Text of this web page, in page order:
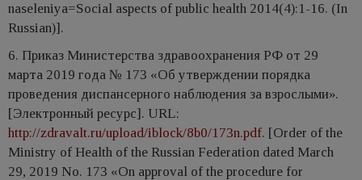
naseleniya=Social aspects of public health 2014(4):1-16. (In
Russian)].
6. Приказ Министерства здравоохранения РФ от 29
марта 2019 года № 173 «Об утверждении порядка
проведения диспансерного наблюдения за взрослыми».
[Электронный ресурс]. URL:
http://zdravalt.ru/upload/iblock/8b0/173n.pdf. [Order of the
Ministry of Health of the Russian Federation dated March
29, 2019 No. 173 «On approval of the procedure for